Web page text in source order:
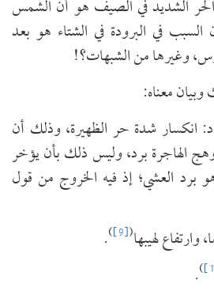
الشديد في الصيف هو أن الشمس
في البرودة في الشتاء هو بعد
وغيرها من الشبهات؟!
معناه:
انكسار شدة حر الظهيرة، وذلك أن
الهاجرة برد، وليس ذلك بأن يؤخر
برد العشي؛ إذ فيه الخروج من قول
لهيبها(
[9]
)
.
)
.